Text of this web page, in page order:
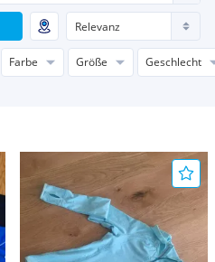
Farbe Größe
Geschlecht